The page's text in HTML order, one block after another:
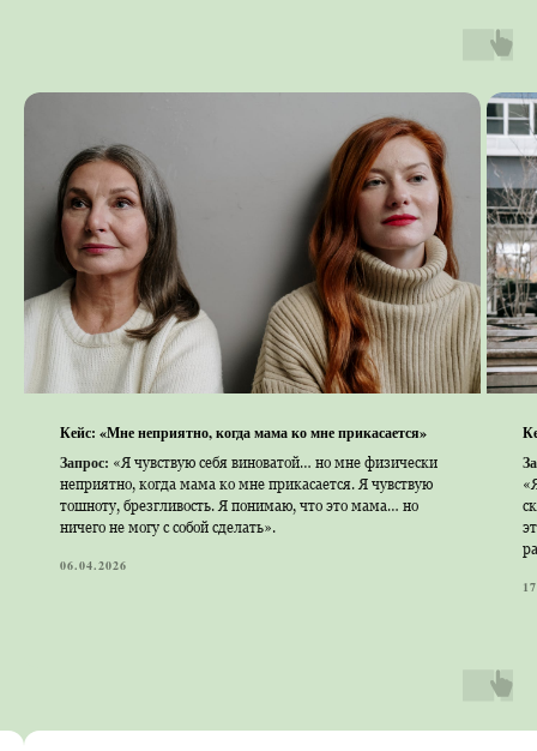
Кейс: «Мне неприятно, когда мама ко мне прикасается»
Запрос: «Я чувствую себя виноватой… но мне физически
неприятно, когда мама ко мне прикасается. Я чувствую
тошноту, брезгливость. Я понимаю, что это мама… но
ничего не могу с собой сделать».
06.04.2026